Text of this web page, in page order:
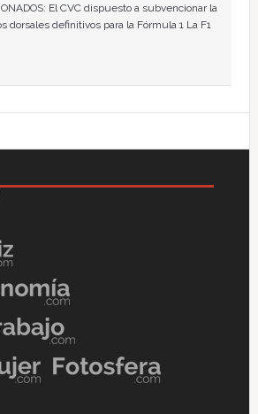
El CVC dispuesto a subvencionar la
dorsales definitivos para la Fórmula 1 La F1